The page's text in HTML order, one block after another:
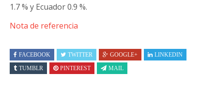
1.7 % y Ecuador 0.9 %.
Nota de referencia
FACEBOOK TWITTER GOOGLE+
LINKEDIN
TUMBLR
PINTEREST MAIL